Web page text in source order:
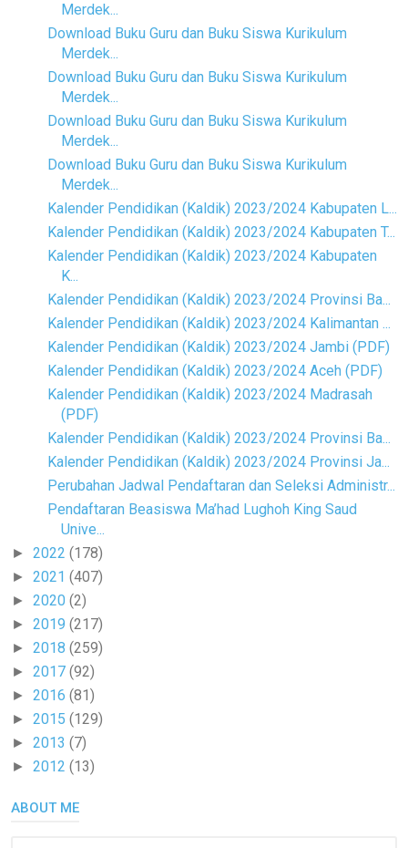
Merdek...
Download Buku Guru dan Buku Siswa Kurikulum
Merdek...
Download Buku Guru dan Buku Siswa Kurikulum
Merdek...
Download Buku Guru dan Buku Siswa Kurikulum
Merdek...
Download Buku Guru dan Buku Siswa Kurikulum
Merdek...
Kalender Pendidikan (Kaldik) 2023/2024 Kabupaten L...
Kalender Pendidikan (Kaldik) 2023/2024 Kabupaten T...
Kalender Pendidikan (Kaldik) 2023/2024 Kabupaten
K...
Kalender Pendidikan (Kaldik) 2023/2024 Provinsi Ba...
Kalender Pendidikan (Kaldik) 2023/2024 Kalimantan ...
Kalender Pendidikan (Kaldik) 2023/2024 Jambi (PDF)
Kalender Pendidikan (Kaldik) 2023/2024 Aceh (PDF)
Kalender Pendidikan (Kaldik) 2023/2024 Madrasah
(PDF)
Kalender Pendidikan (Kaldik) 2023/2024 Provinsi Ba...
Kalender Pendidikan (Kaldik) 2023/2024 Provinsi Ja...
Perubahan Jadwal Pendaftaran dan Seleksi Administr...
Pendaftaran Beasiswa Ma’had Lughoh King Saud
Unive...
► 2022 (178)
► 2021 (407)
► 2020 (2)
► 2019 (217)
► 2018 (259)
► 2017 (92)
► 2016 (81)
► 2015 (129)
► 2013 (7)
► 2012 (13)
ABOUT ME